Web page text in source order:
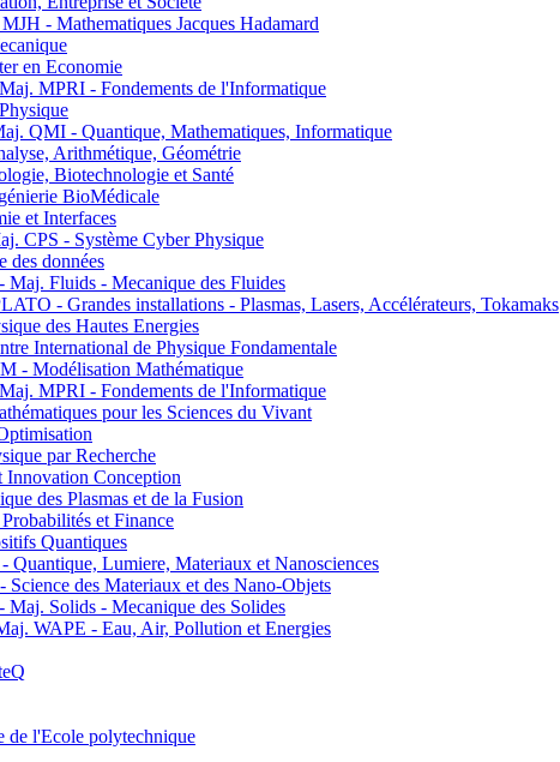
- Mathematiques Jacques Hadamard
en Economie
MPRI - Fondements de l'Informatique
QMI - Quantique, Mathematiques, Informatique
Arithmétique, Géométrie
Biotechnologie et Santé
BioMédicale
et Interfaces
CPS - Système Cyber Physique
des données
Fluids - Mecanique des Fluides
- Grandes installations - Plasmas, Lasers, Accélérateurs, Tokamaks
des Hautes Energies
International de Physique Fondamentale
- Modélisation Mathématique
MPRI - Fondements de l'Informatique
pour les Sciences du Vivant
par Recherche
Conception
des Plasmas et de la Fusion
et Finance
Quantiques
Lumiere, Materiaux et Nanosciences
des Materiaux et des Nano-Objets
Solids - Mecanique des Solides
WAPE - Eau, Air, Pollution et Energies
de l'Ecole polytechnique